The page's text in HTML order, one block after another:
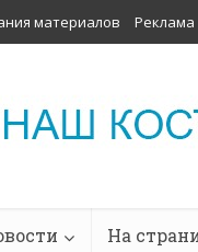
материалов Реклама
На